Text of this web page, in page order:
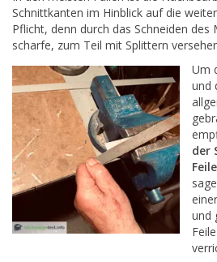
Schnittkanten im Hinblick auf die
Pflicht, denn durch das Schneiden des
scharfe, zum Teil mit Splittern
Um
und
der
Feile
und